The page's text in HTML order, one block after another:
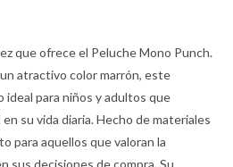
que ofrece el Peluche Mono Punch.
atractivo color marrón, este
ideal para niños y adultos que
su vida diaria. Hecho de materiales
para aquellos que valoran la
sus decisiones de compra. Su